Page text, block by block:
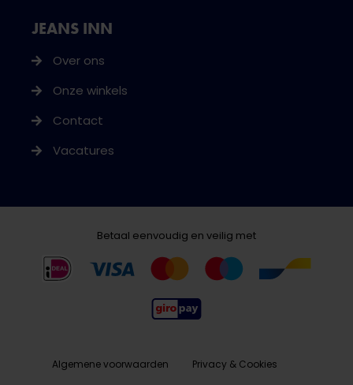
JEANS INN
Over ons
Onze winkels
Contact
Vacatures
Betaal eenvoudig en veilig met
Algemene voorwaarden
Privacy & Cookies